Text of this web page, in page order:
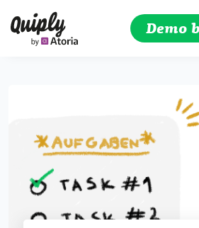
Demo